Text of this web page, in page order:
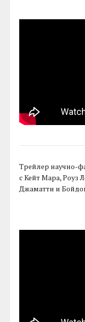
Трейлер научно-
с Кейт Мара, Роуз
Джаматти и